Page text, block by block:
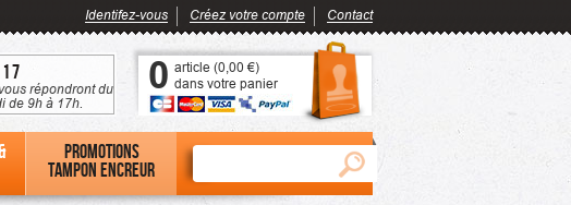
Identifez-vous Créez votre compte Contact
répondront du
de 9h à 17h.
0 article (0,00 €)
dans votre panier
Promotions
tampon encreur